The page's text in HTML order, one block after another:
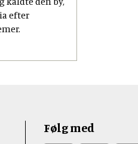
efter
Følg med